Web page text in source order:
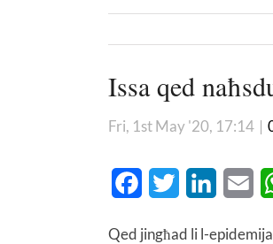
Issa qed
Fri, 1st May '20, 17:14 |
FacebookTwitter LinkedIn
Qed jingħad li l-